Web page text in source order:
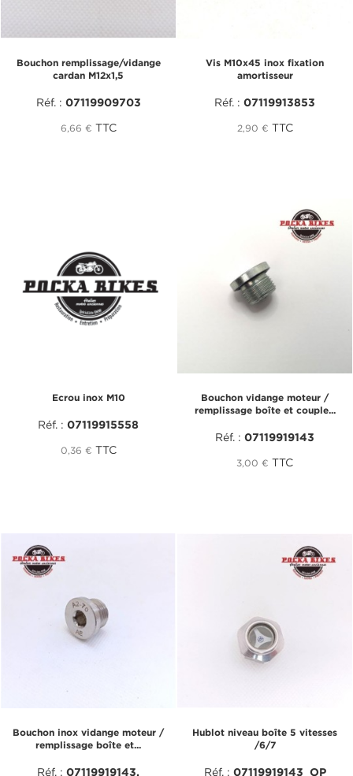
Bouchon remplissage/vidange
cardan M12x1,5
Réf. : 07119909703
6,66 € TTC
Vis M10x45 inox fixation
amortisseur
Réf. : 07119913853
2,90 € TTC
Ecrou inox M10
Réf. : 07119915558
0,36 € TTC
Bouchon vidange moteur /
remplissage boîte et couple...
Réf. : 07119919143
3,00 € TTC
Bouchon inox vidange moteur /
remplissage boîte et...
Réf. : 07119919143.
Hublot niveau boîte 5 vitesses
/6/7
Réf. : 07119919143_OP